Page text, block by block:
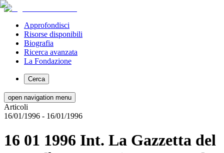
Approfondisci
Risorse disponibili
Biografia
Ricerca avanzata
La Fondazione
Cerca
open navigation menu
Articoli
16/01/1996 - 16/01/1996
16 01 1996 Int. La Gazzetta del